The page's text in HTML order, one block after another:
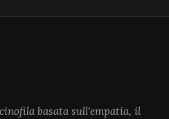
basata sull'empatia, il